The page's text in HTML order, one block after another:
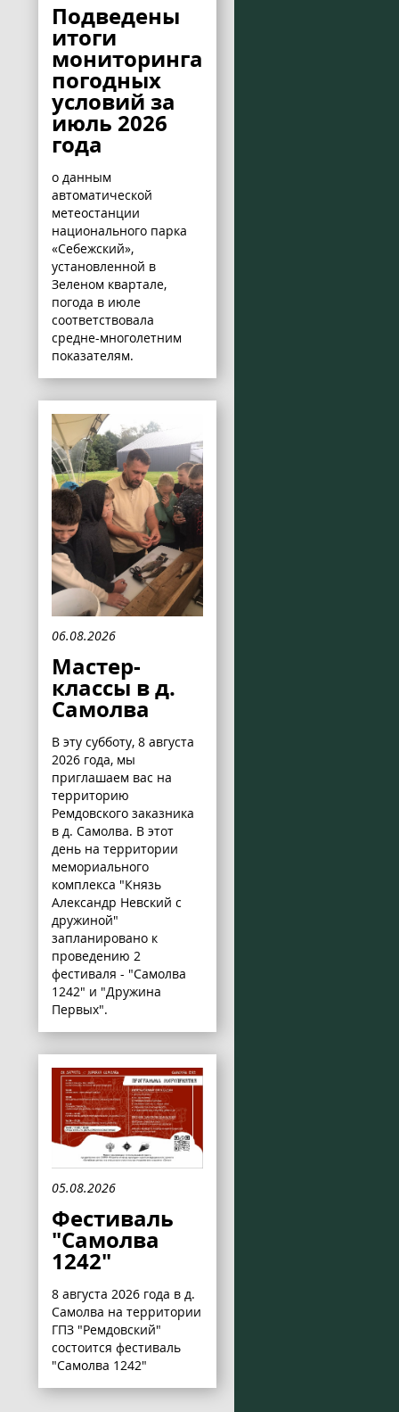
Подведены
итоги
мониторинга
погодных
условий за
июль 2026
года
о данным
автоматической
метеостанции
национального парка
«Себежский»,
установленной в
Зеленом квартале,
погода в июле
соответствовала
средне-многолетним
показателям.
06.08.2026
Мастер-
классы в д.
Самолва
В эту субботу, 8 августа
2026 года, мы
приглашаем вас на
территорию
Ремдовского заказника
в д. Самолва. В этот
день на территории
мемориального
комплекса "Князь
Александр Невский с
дружиной"
запланировано к
проведению 2
фестиваля - "Самолва
1242" и "Дружина
Первых".
05.08.2026
Фестиваль
"Самолва
1242"
8 августа 2026 года в д.
Самолва на территории
ГПЗ "Ремдовский"
состоится фестиваль
"Самолва 1242"